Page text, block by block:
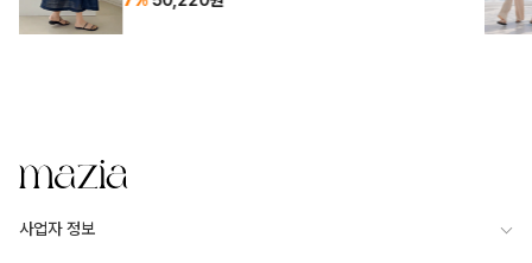
사업자 정보